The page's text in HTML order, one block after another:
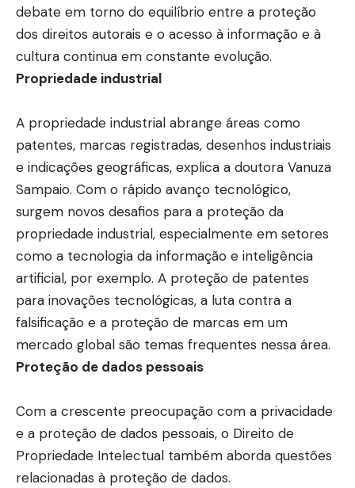
debate em torno do equilíbrio entre a proteção
dos direitos autorais e o acesso à informação e à
cultura continua em constante evolução.
Propriedade industrial
A propriedade industrial abrange áreas como
patentes, marcas registradas, desenhos industriais
e indicações geográficas, explica a doutora Vanuza
Sampaio. Com o rápido avanço tecnológico,
surgem novos desafios para a proteção da
propriedade industrial, especialmente em setores
como a tecnologia da informação e inteligência
artificial, por exemplo. A proteção de patentes
para inovações tecnológicas, a luta contra a
falsificação e a proteção de marcas em um
mercado global são temas frequentes nessa área.
Proteção de dados pessoais
Com a crescente preocupação com a privacidade
e a proteção de dados pessoais, o Direito de
Propriedade Intelectual também aborda questões
relacionadas à proteção de dados.